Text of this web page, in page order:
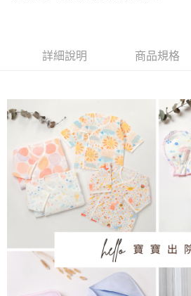
付款後7-11取貨
宅配
每筆NT$90，滿NT$1,500(含以上)免運費
宅配離島（澎湖金門馬祖小琉球）
每筆NT$90，滿NT$1,500(含以上)免運費
詳細說明 商品規格